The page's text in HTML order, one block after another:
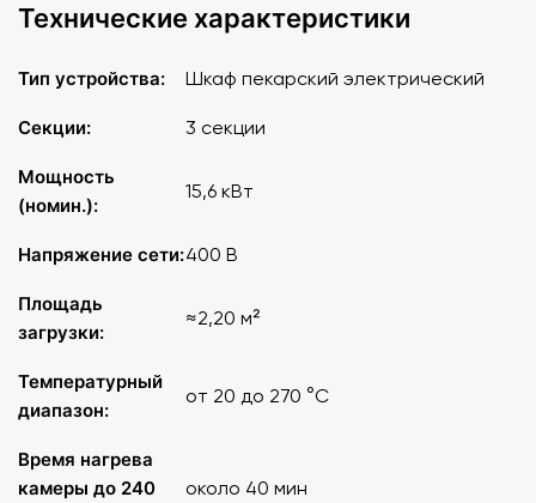
Технические характеристики
Тип устройства: Шкаф пекарский электрический
Секции: 3 секции
Мощность
(номин.):
15,6 кВт
Напряжение сети:400 В
Площадь
загрузки:
≈2,20 м²
Температурный
диапазон:
от 20 до 270 °C
Время нагрева
камеры до 240
около 40 мин